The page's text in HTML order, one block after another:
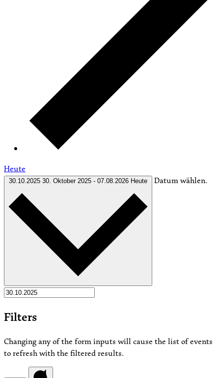
Heute
30.10.2025 30. Oktober 2025 - 07.08.2026 Heute Datum wählen.
Filters
Changing any of the form inputs will cause the list of events
to refresh with the filtered results.